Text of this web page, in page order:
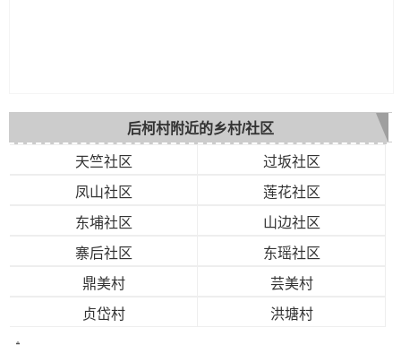
后柯村附近的乡村/社区
天竺社区
过坂社区
凤山社区
莲花社区
东埔社区
山边社区
寨后社区
东瑶社区
鼎美村
芸美村
贞岱村
洪塘村